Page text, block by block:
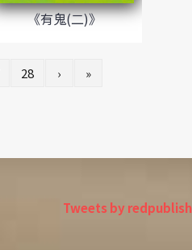
《有鬼(二)》
28 › »
Tweets by redpublish